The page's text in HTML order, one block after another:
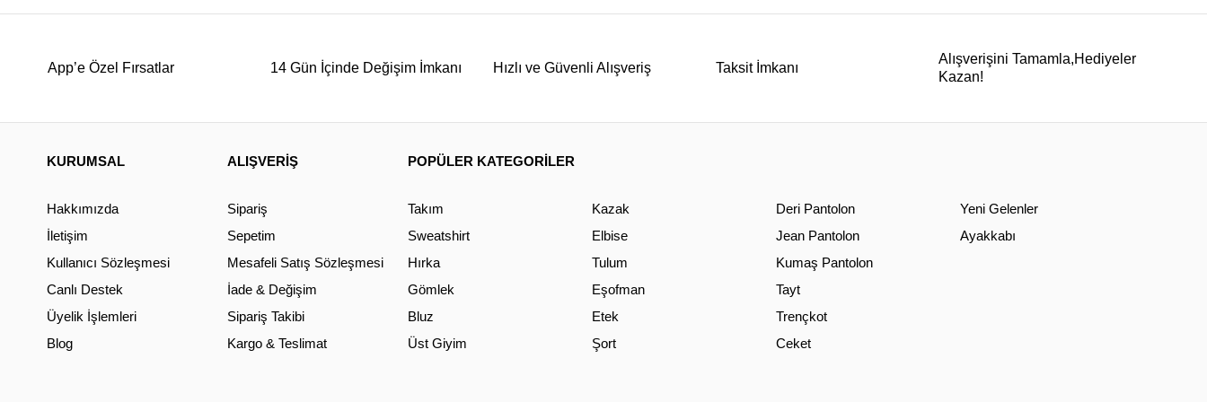
App’e Özel Fırsatlar 14 Gün İçinde Değişim İmkanı Hızlı ve Güvenli Alışveriş Taksit İmkanı
Alışverişini Tamamla,Hediyeler
Kazan!
KURUMSAL
Hakkımızda
İletişim
Kullanıcı Sözleşmesi
Canlı Destek
Üyelik İşlemleri
Blog
ALIŞVERİŞ
Sipariş
Sepetim
Mesafeli Satış Sözleşmesi
İade & Değişim
Sipariş Takibi
Kargo & Teslimat
POPÜLER KATEGORİLER
Takım
Sweatshirt
Hırka
Gömlek
Bluz
Üst Giyim
Kazak
Elbise
Tulum
Eşofman
Etek
Şort
Deri Pantolon
Jean Pantolon
Kumaş Pantolon
Tayt
Trençkot
Ceket
Yeni Gelenler
Ayakkabı